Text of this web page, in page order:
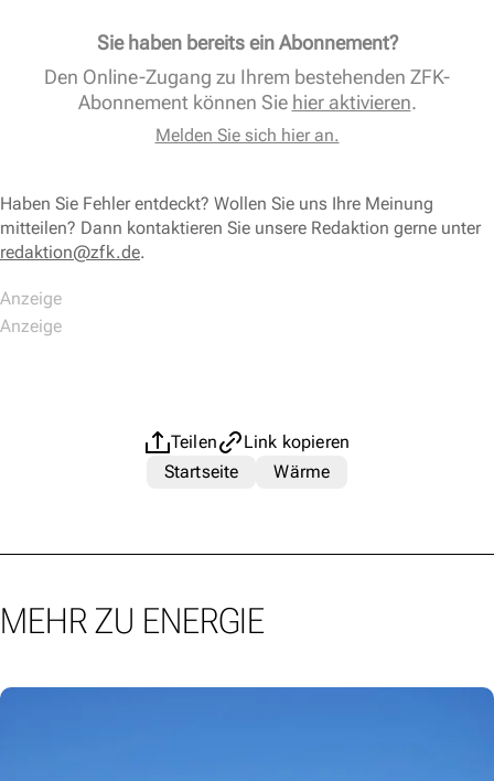
Sie haben bereits ein Abonnement?
Den Online-Zugang zu Ihrem bestehenden ZFK-
Abonnement können Sie hier aktivieren.
Melden Sie sich hier an.
Haben Sie Fehler entdeckt? Wollen Sie uns Ihre Meinung
mitteilen? Dann kontaktieren Sie unsere Redaktion gerne unter
redaktion@zfk.de.
Teilen
Link kopieren
Startseite
Wärme
MEHR ZU ENERGIE